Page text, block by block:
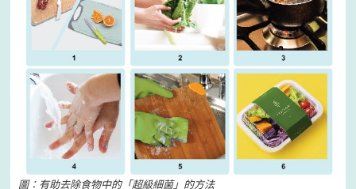
圖：有助去除食物中的「超級細菌」的方法